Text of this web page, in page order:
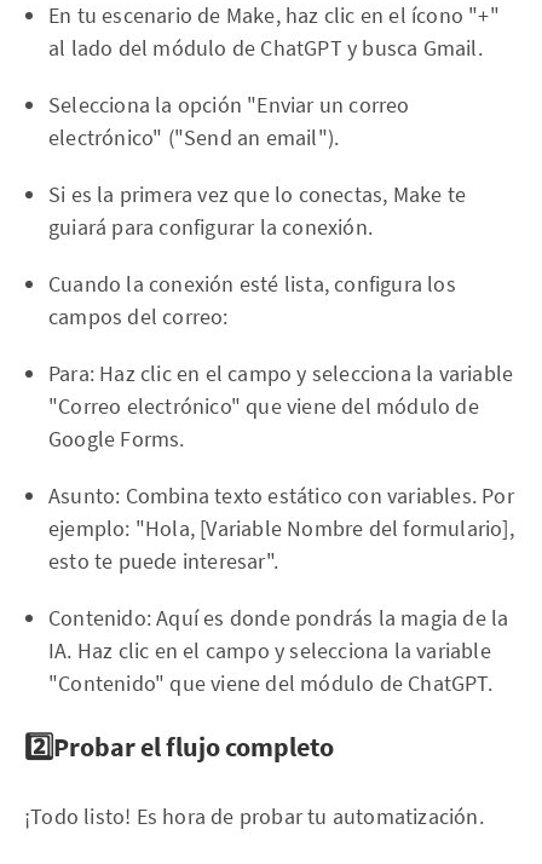
En tu escenario de Make, haz clic en el ícono "+"
al lado del módulo de ChatGPT y busca Gmail.
Selecciona la opción "Enviar un correo
electrónico" ("Send an email").
Si es la primera vez que lo conectas, Make te
guiará para configurar la conexión.
Cuando la conexión esté lista, configura los
campos del correo:
Para: Haz clic en el campo y selecciona la variable
"Correo electrónico" que viene del módulo de
Google Forms.
Asunto: Combina texto estático con variables. Por
ejemplo: "Hola, [Variable Nombre del formulario],
esto te puede interesar".
Contenido: Aquí es donde pondrás la magia de la
IA. Haz clic en el campo y selecciona la variable
"Contenido" que viene del módulo de ChatGPT.
2️⃣Probar el flujo completo
¡Todo listo! Es hora de probar tu automatización.